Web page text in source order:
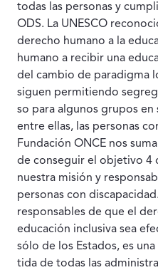
todas las personas y
ODS. La UNESCO
derecho humano a la
humano a recibir una
del cambio de paradigma
siguen permitiendo
so para algunos grupos
entre ellas, las personas
Fundación ONCE nos
de conseguir el objetivo 4
nuestra misión y
personas con
responsables de que el
educación inclusiva sea
sólo de los Estados, es
tida de todas las